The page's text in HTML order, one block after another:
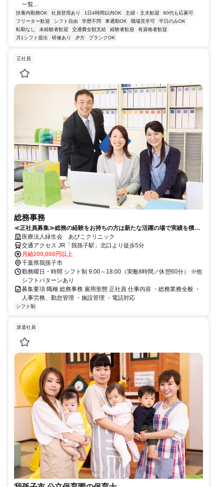
一覧...
扶養内勤務OK 社員登用あり 1日4時間以内OK 主婦・主夫歓迎
60代も応募可
フリーター歓迎
シフト自由 学歴不問 車通勤OK 職場見学可
平日のみOK
転勤なし
未経験者歓迎 交通費全額支給 経験者歓迎
有資格者歓迎
月1シフト提出
研修あり 夕方 ブランクOK
正社員
総務事務
≪正社員募集≫総務の経験をお持ちの方は新たな活躍の場で実績を積み
ませんか◎
医療法人緑生会 あびこクリニック
交通アクセス JR「我孫子駅」北口より徒歩5分
月給200,000円以上
千葉県我孫子市
勤務曜日・時間 シフト制 9:00～18:00（実働8時間／休憩60分） ※他
シフトパターンあり
募集要項 職種 総務事務 雇用形態 正社員 仕事内容 ・総務業務全般 ・
人事労務、勤怠管理 ・施設管理 ・電話対応
シフト制
派遣社員